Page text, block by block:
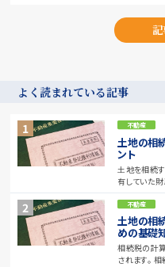
よく読まれている記事
不動産
土地の相
ント
土地を相続
有していた
不動産
土地の相
めの基礎
相続税の計
されます。